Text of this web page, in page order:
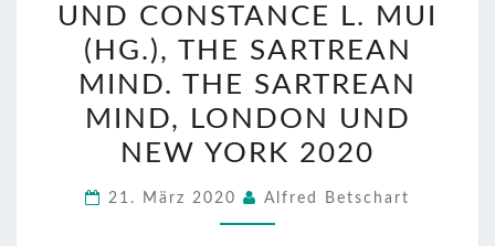
ESHLEMAN
UND
CONSTANCE
MUI
(HG.),
THE
SARTREAN
UND CONSTANCE L. MUI
(HG.), THE SARTREAN
MIND. THE SARTREAN
MIND, LONDON UND
NEW YORK 2020
21. März 2020 Alfred Betschart